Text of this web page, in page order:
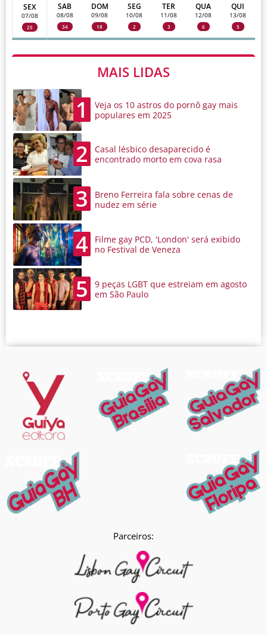
SEX
07/08
25
SAB
08/08
34
DOM
09/08
18
SEG
10/08
2
TER
11/08
3
QUA
12/08
6
QUI
13/08
5
MAIS LIDAS
1
Veja os 10 astros do pornô gay mais
populares em 2025
2
Casal lésbico desaparecido é
encontrado morto em cova rasa
3
Breno Ferreira fala sobre cenas de
nudez em série
4
Filme gay PCD, 'London' será exibido
no Festival de Veneza
5
9 peças LGBT que estreiam em agosto
em São Paulo
Parceiros: